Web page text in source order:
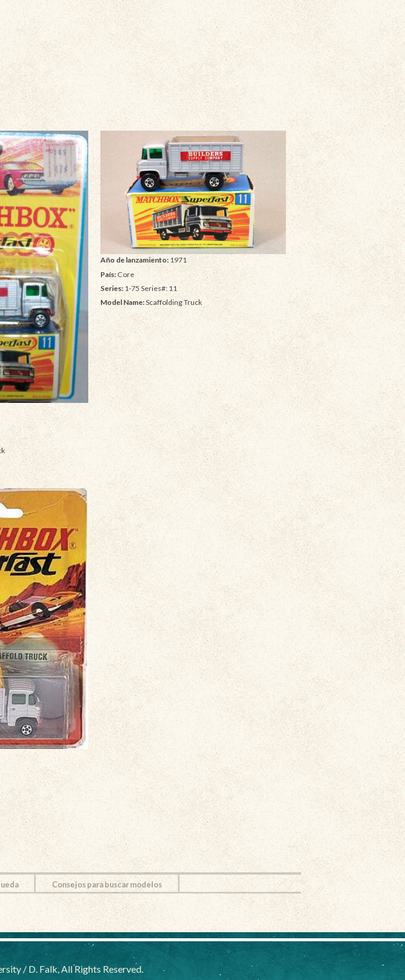
Año de lanzamiento: 1971
País: Core
Series: 1-75 Series#: 11
Model Name:Scaffolding Truck
Consejos para buscar modelos
/ D. Falk, All Rights Reserved.